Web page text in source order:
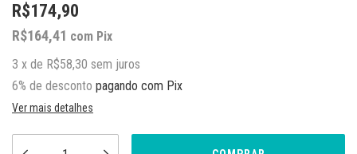
R$174,90
R$164,41 com Pix
3 x de R$58,30 sem juros
6% de desconto pagando com Pix
Ver mais detalhes